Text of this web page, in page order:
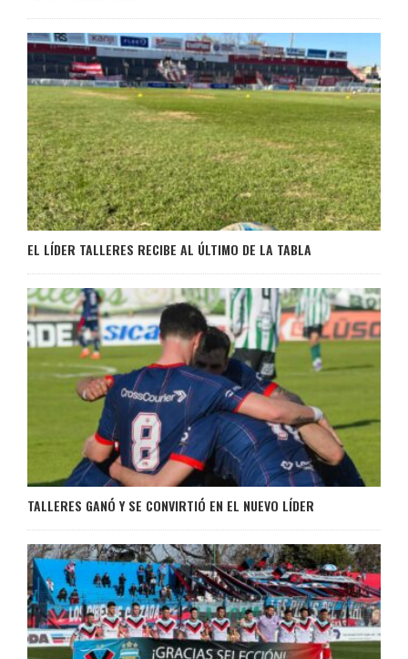
EL LÍDER TALLERES RECIBE AL ÚLTIMO DE LA TABLA
TALLERES GANÓ Y SE CONVIRTIÓ EN EL NUEVO LÍDER